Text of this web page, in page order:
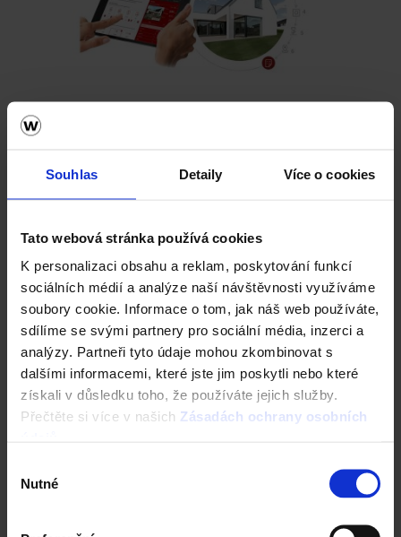
Souhlas Detaily Více o cookies
Tato webová stránka používá cookies
K personalizaci obsahu a reklam, poskytování funkcí
sociálních médií a analýze naší návštěvnosti využíváme
soubory cookie. Informace o tom, jak náš web používáte,
sdílíme se svými partnery pro sociální média, inzerci a
analýzy. Partneři tyto údaje mohou zkombinovat s
dalšími informacemi, které jste jim poskytli nebo které
získali v důsledku toho, že používáte jejich služby.
Přečtěte si více v našich Zásadách ochrany osobních
souhlasu
Nutné
Vezměte stavbu do vlastních rukou. Online.
Cena domu v reálném čase
ZAČÍT NOVOU KONFIGURACI
Nástroje a služby